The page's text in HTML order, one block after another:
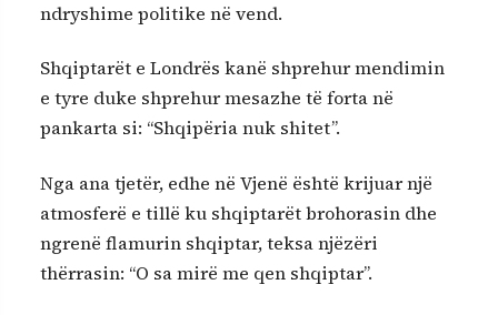
ndryshime politike në vend.
Shqiptarët e Londrës kanë shprehur mendimin
e tyre duke shprehur mesazhe të forta në
pankarta si: “Shqipëria nuk shitet”.
Nga ana tjetër, edhe në Vjenë është krijuar një
atmosferë e tillë ku shqiptarët brohorasin dhe
ngrenë flamurin shqiptar, teksa njëzëri
thërrasin: “O sa mirë me qen shqiptar”.